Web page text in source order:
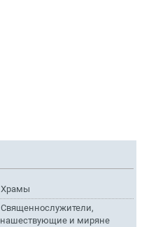
Храмы
Священнослужители,
и миряне